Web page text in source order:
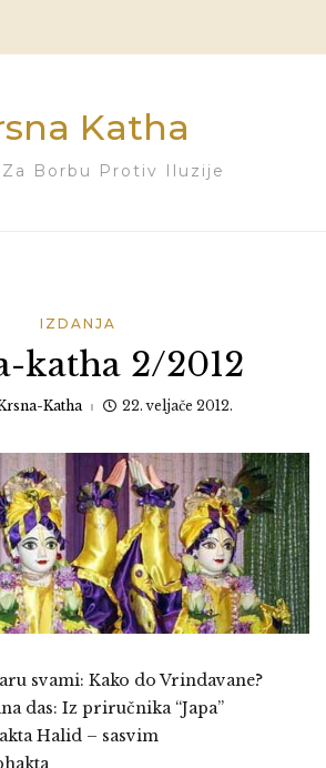
Katha
Za Borbu Protiv Iluzije
IZDANJA
katha 2/2012
Katha 22. veljače 2012.
svami: Kako do Vrindavane?
das: Iz priručnika “Japa”
Halid – sasvim